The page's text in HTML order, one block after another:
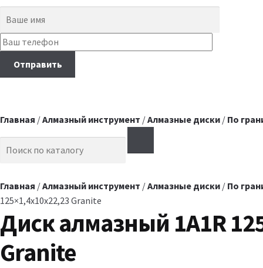
Главная /Алмазный инструмент /Алмазные диски / По
Search for:
Главная /Алмазный инструмент /Алмазные диски / По
125×1,4x10x22,23 Granite
Диск алмазный 1A1R
Granite